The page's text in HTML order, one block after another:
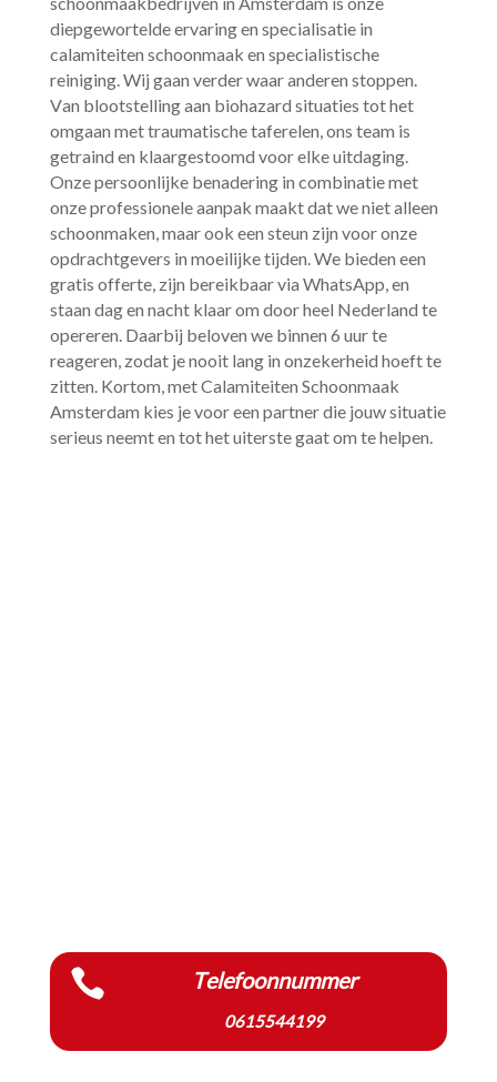
diepgewortelde ervaring en specialisatie in
calamiteiten schoonmaak en specialistische
reiniging.​ Wij gaan verder waar anderen stoppen.​
Van blootstelling aan biohazard situaties tot het
omgaan met traumatische taferelen, ons team is
getraind en klaargestoomd voor elke uitdaging.​
Onze persoonlijke benadering in combinatie met
onze professionele aanpak maakt dat we niet alleen
schoonmaken, maar ook een steun zijn voor onze
opdrachtgevers in moeilijke tijden.​ We bieden een
gratis offerte, zijn bereikbaar via WhatsApp, en
staan dag en nacht klaar om door heel Nederland te
opereren.​ Daarbij beloven we binnen 6 uur te
reageren, zodat je nooit lang in onzekerheid hoeft te
zitten.​ Kortom, met Calamiteiten Schoonmaak
Amsterdam kies je voor een partner die jouw situatie
serieus neemt en tot het uiterste gaat om te helpen.​
 Telefoonnummer
0615544199